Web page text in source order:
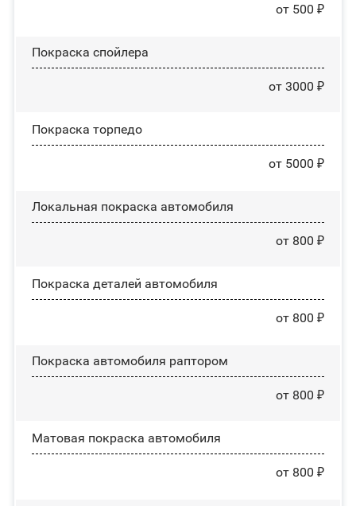
от 500 ₽
Покраска спойлера
от 3000 ₽
Покраска торпедо
от 5000 ₽
Локальная покраска автомобиля
от 800 ₽
Покраска деталей автомобиля
от 800 ₽
Покраска автомобиля раптором
от 800 ₽
Матовая покраска автомобиля
от 800 ₽